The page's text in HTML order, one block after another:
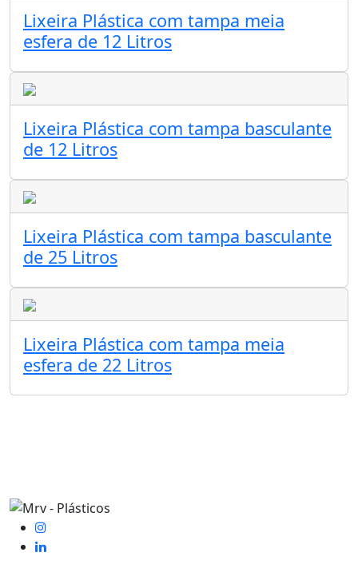
Lixeira Plástica com tampa meia
esfera de 12 Litros
Lixeira Plástica com tampa basculante
de 12 Litros
Lixeira Plástica com tampa basculante
de 25 Litros
Lixeira Plástica com tampa meia
esfera de 22 Litros